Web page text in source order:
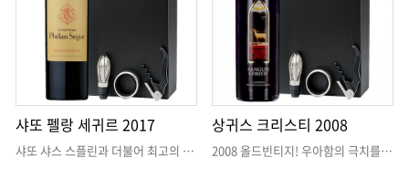
샤또 펠랑 세귀르 2017
샤또 샤스 스플린과 더불어 최고의 보르도, 쎙떼스테프 크뤼 부르주아 . .
상귀스 크리스티 2008
2008 올드빈티지! 우아함의 극치를 잘 보여주는 와인